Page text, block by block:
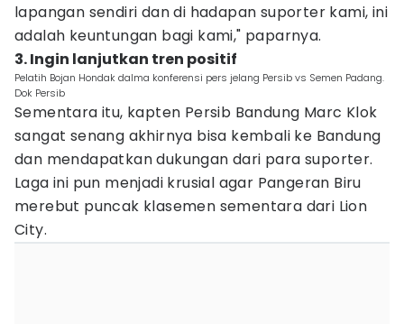
lapangan sendiri dan di hadapan suporter kami, ini
adalah keuntungan bagi kami," paparnya.
3. Ingin lanjutkan tren positif
Pelatih Bojan Hondak dalma konferensi pers jelang Persib vs Semen Padang.
Dok Persib
Sementara itu, kapten Persib Bandung Marc Klok
sangat senang akhirnya bisa kembali ke Bandung
dan mendapatkan dukungan dari para suporter.
Laga ini pun menjadi krusial agar Pangeran Biru
merebut puncak klasemen sementara dari Lion
City.